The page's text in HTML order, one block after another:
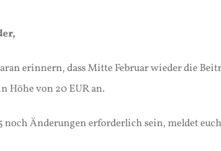
erinnern, dass Mitte Februar wieder die
Höhe von 20 EUR an.
noch Änderungen erforderlich sein, meldet